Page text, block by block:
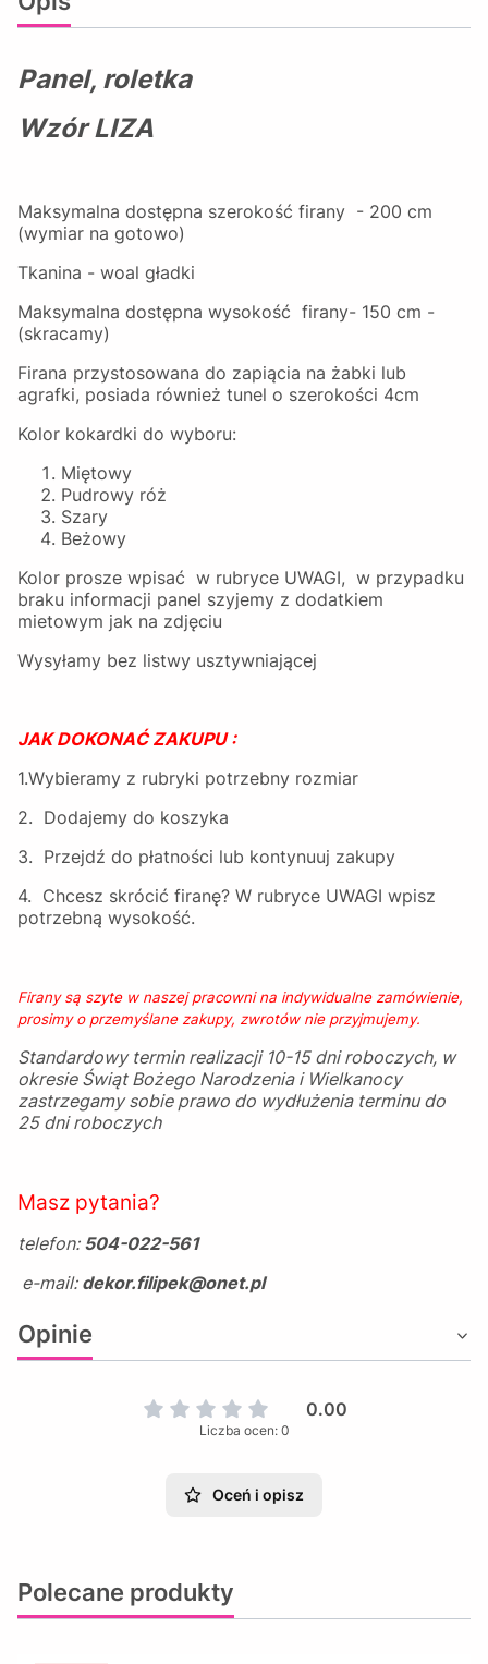
Panel, roletka
Wzór LIZA
Maksymalna dostępna szerokość firany - 200 cm
(wymiar na gotowo)
Tkanina - woal gładki
Maksymalna dostępna wysokość firany- 150 cm -
(skracamy)
Firana przystosowana do zapiącia na żabki lub
agrafki, posiada również tunel o szerokości 4cm
Kolor kokardki do wyboru:
Miętowy
Pudrowy róż
Szary
Beżowy
Kolor prosze wpisać w rubryce UWAGI, w przypadku
braku informacji panel szyjemy z dodatkiem
mietowym jak na zdjęciu
Wysyłamy bez listwy usztywniającej
JAK DOKONAĆ ZAKUPU :
1.Wybieramy z rubryki potrzebny rozmiar
2. Dodajemy do koszyka
3. Przejdź do płatności lub kontynuuj zakupy
4. Chcesz skrócić firanę? W rubryce UWAGI wpisz
potrzebną wysokość.
Firany są szyte w naszej pracowni na indywidualne zamówienie,
prosimy o przemyślane zakupy, zwrotów nie przyjmujemy.
Standardowy termin realizacji 10-15 dni roboczych, w
okresie Świąt Bożego Narodzenia i Wielkanocy
zastrzegamy sobie prawo do wydłużenia terminu do
25 dni roboczych
Masz pytania?
telefon: 504-022-561
e-mail: dekor.filipek@onet.pl
Opinie
0.00
Liczba ocen: 0
Oceń i opisz
Polecane produkty